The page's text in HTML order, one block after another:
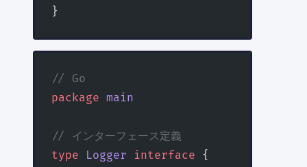
}
// Go
package main
// インターフェース定義
type Logger interface {